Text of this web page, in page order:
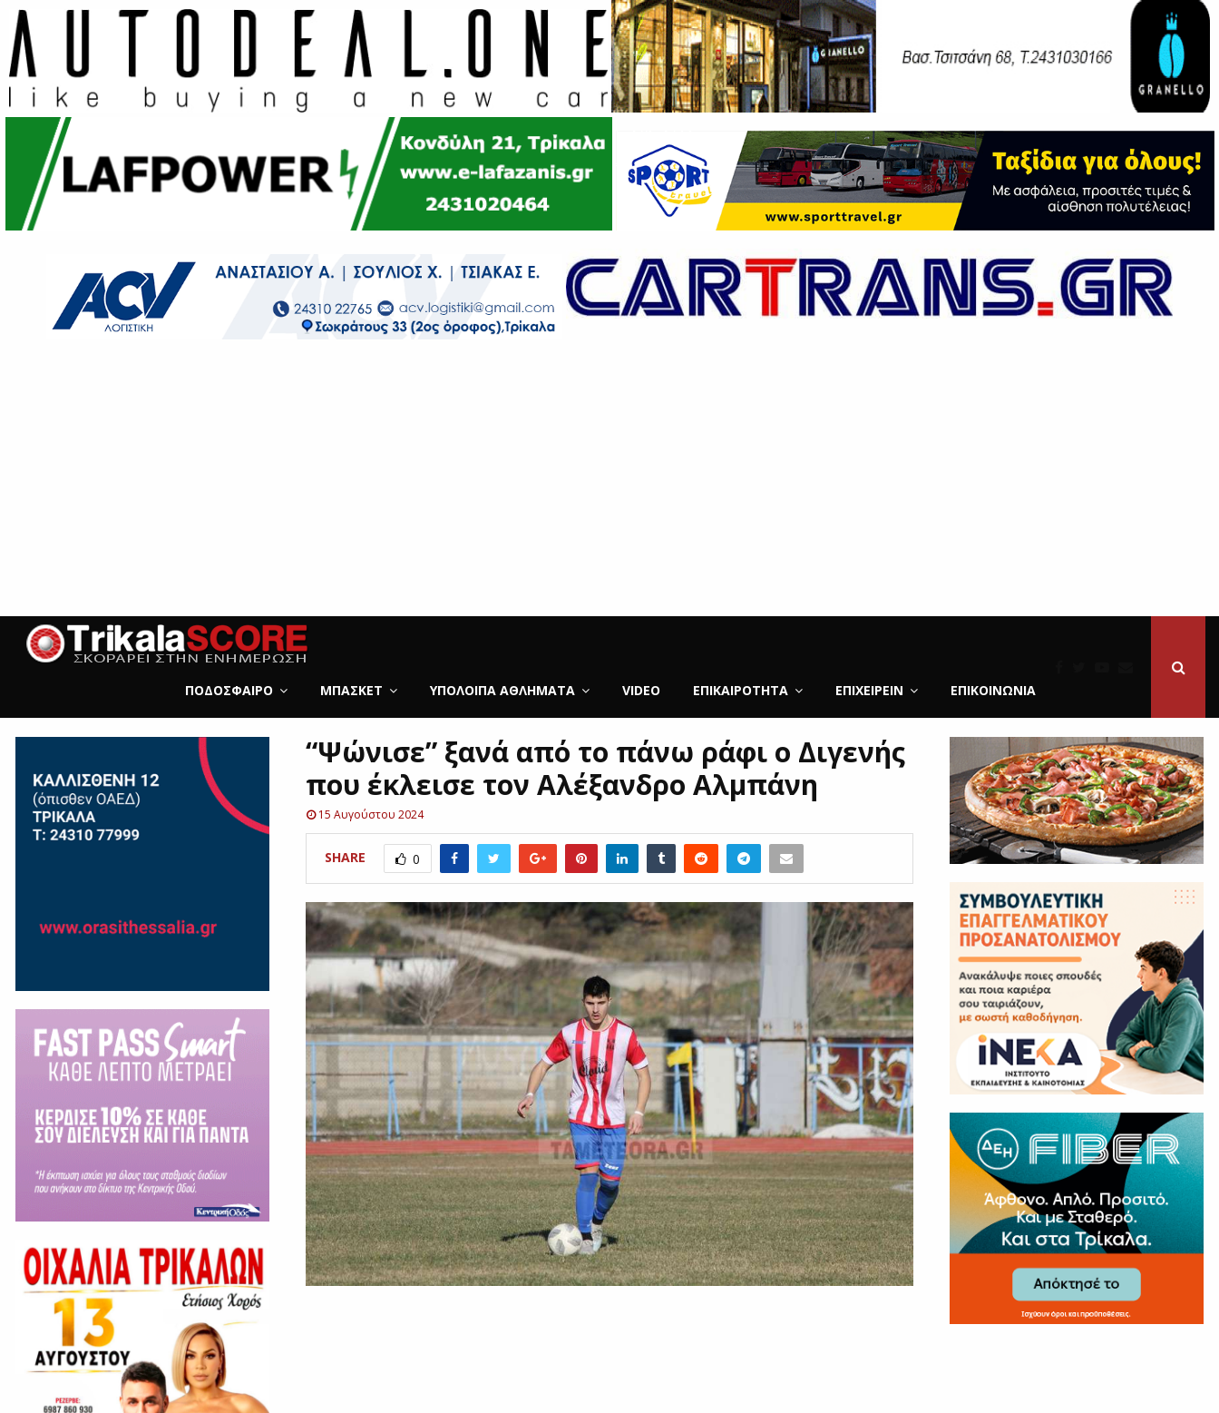
ΠΟΔΌΣΦΑΙΡΟ ΜΠΆΣΚΕΤ ΥΠΌΛΟΙΠΑ ΑΘΛΉΜΑΤΑ VIDEO ΕΠΙΚΑΙΡΌΤΗΤΑ ΕΠΙΧΕΙΡΕΙΝ ΕΠΙΚΟΙΝΩΝΊΑ
“Ψώνισε” ξανά από το πάνω ράφι ο Διγενής
που έκλεισε τον Αλέξανδρο Αλμπάνη
15 Αυγούστου 2024
SHARE 0